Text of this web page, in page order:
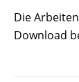
Die
Download